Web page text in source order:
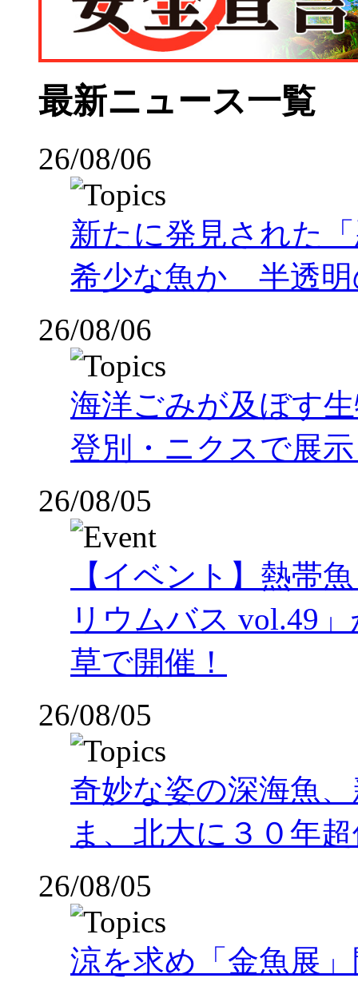
最新ニュース一覧
26/08/06
新たに発見された
希少な魚か 半透明
26/08/06
海洋ごみが及ぼす
登別・ニクスで展
26/08/05
【イベント】熱帯
リウムバス vol.49
草で開催！
26/08/05
奇妙な姿の深海魚
ま、北大に３０年
26/08/05
涼を求め「金魚展